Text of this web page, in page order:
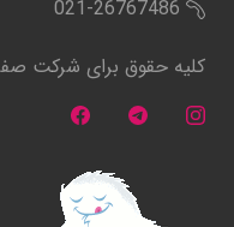
021-26767486
کلیه حقوق برای شرکت